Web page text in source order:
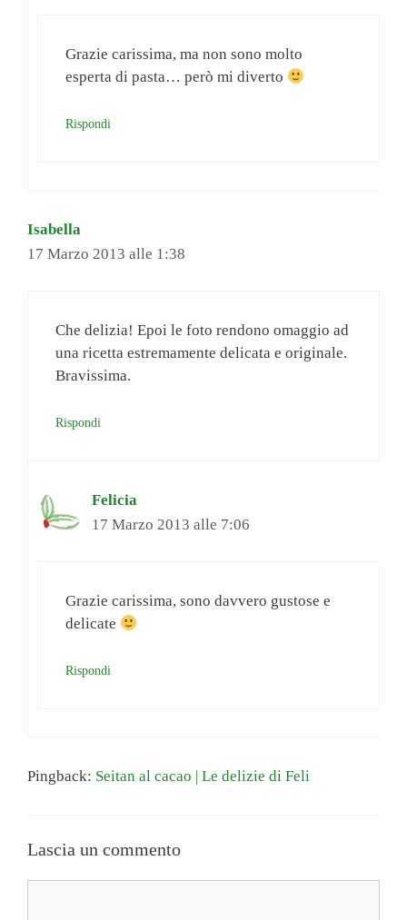
Grazie carissima, ma non sono molto
esperta di pasta… però mi diverto
Rispondi
Isabella
17 Marzo 2013 alle 1:38
Che delizia! Epoi le foto rendono omaggio ad
una ricetta estremamente delicata e originale.
Bravissima.
Rispondi
Felicia
17 Marzo 2013 alle 7:06
Grazie carissima, sono davvero gustose e
delicate
Rispondi
Pingback: Seitan al cacao | Le delizie di Feli
Lascia un commento